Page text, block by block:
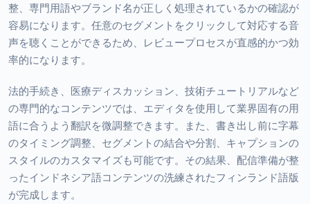
整、専門用語やブランド名が正しく処理されているかの確認が
容易になります。任意のセグメントをクリックして対応する音
声を聴くことができるため、レビュープロセスが直感的かつ効
率的になります。
法的手続き、医療ディスカッション、技術チュートリアルなど
の専門的なコンテンツでは、エディタを使用して業界固有の用
語に合うよう翻訳を微調整できます。また、書き出し前に字幕
のタイミング調整、セグメントの結合や分割、キャプションの
スタイルのカスタマイズも可能です。その結果、配信準備が整
ったインドネシア語コンテンツの洗練されたフィンランド語版
が完成します。